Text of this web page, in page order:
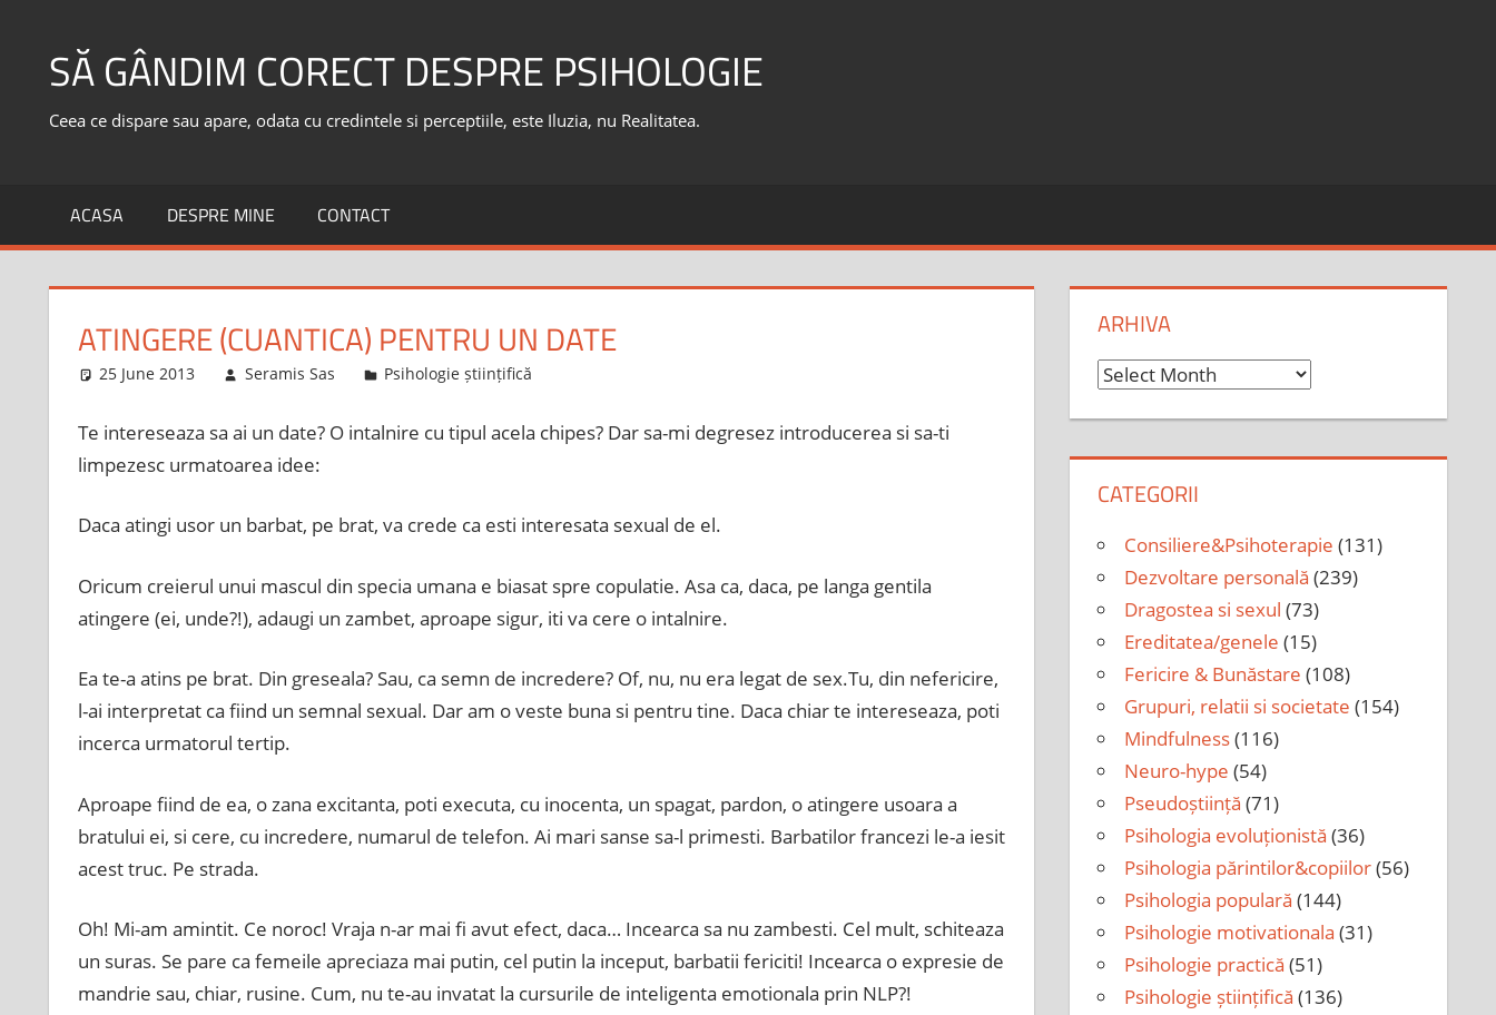
contentSĂ GÂNDIM CORECT DESPRE PSIHOLOGIE
Ceea ce dispare sau apare, odata cu credintele si perceptiile, este Iluzia, nu Realitatea.
ACASA DESPRE MINE CONTACT
ATINGERE (CUANTICA) PENTRU UN DATE
25 June 2013 Seramis Sas Psihologie științifică
Te intereseaza sa ai un date? O intalnire cu tipul acela chipes? Dar sa-mi degresez introducerea si sa-ti
limpezesc urmatoarea idee:
Daca atingi usor un barbat, pe brat, va crede ca esti interesata sexual de el.
Oricum creierul unui mascul din specia umana e biasat spre copulatie. Asa ca, daca, pe langa gentila
atingere (ei, unde?!), adaugi un zambet, aproape sigur, iti va cere o intalnire.
Ea te-a atins pe brat. Din greseala? Sau, ca semn de incredere? Of, nu, nu era legat de sex.Tu, din nefericire,
l-ai interpretat ca fiind un semnal sexual. Dar am o veste buna si pentru tine. Daca chiar te intereseaza, poti
incerca urmatorul tertip.
Aproape fiind de ea, o zana excitanta, poti executa, cu inocenta, un spagat, pardon, o atingere usoara a
bratului ei, si cere, cu incredere, numarul de telefon. Ai mari sanse sa-l primesti. Barbatilor francezi le-a iesit
acest truc. Pe strada.
Oh! Mi-am amintit. Ce noroc! Vraja n-ar mai fi avut efect, daca… Incearca sa nu zambesti. Cel mult, schiteaza
un suras. Se pare ca femeile apreciaza mai putin, cel putin la inceput, barbatii fericiti! Incearca o expresie de
mandrie sau, chiar, rusine. Cum, nu te-au invatat la cursurile de inteligenta emotionala prin NLP?!
ARHIVA
Arhiva
CATEGORII
Consiliere&Psihoterapie (131)
Dezvoltare personală (239)
Dragostea si sexul (73)
Ereditatea/genele (15)
Fericire & Bunăstare (108)
Grupuri, relatii si societate (154)
Mindfulness(116)
Neuro-hype (54)
Pseudoștiință (71)
Psihologia evoluționistă (36)
Psihologia părintilor&copiilor(56)
Psihologia populară (144)
Psihologie motivationala (31)
Psihologie practică (51)
Psihologie științifică (136)